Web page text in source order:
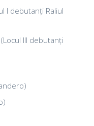
I debutanți Raliul
III debutanți